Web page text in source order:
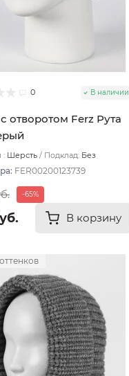
0 В наличии
отворотом Ferz Рута
: Шерсть Подклад: Без
FER00200123739
-65%
В корзину